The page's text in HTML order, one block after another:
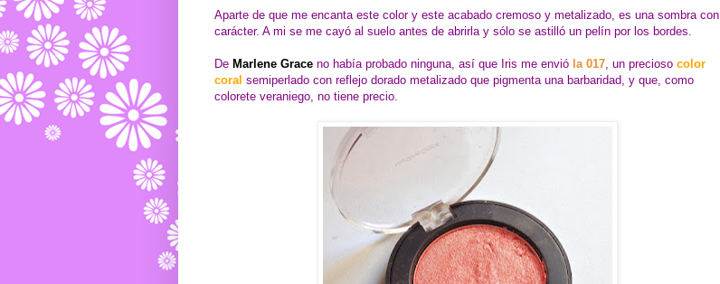
Aparte de que me encanta este color y este acabado cremoso y metalizado, es una sombra con
carácter. A mi se me cayó al suelo antes de abrirla y sólo se astilló un pelín por los bordes.
De Marlene Grace no había probado ninguna, así que Iris me envió la 017, un precioso color
coral semiperlado con reflejo dorado metalizado que pigmenta una barbaridad, y que, como
colorete veraniego, no tiene precio.